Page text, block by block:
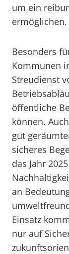
um ein
ermöglichen.
Besonders
Kommunen
Streudienst
öffentliche
können.
gut
sicheres
das Jahr
an
Einsatz
nur auf